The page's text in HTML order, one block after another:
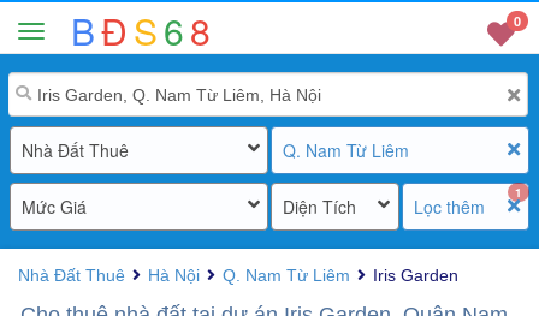
BĐS68 0
Nhà Đất Thuê Q. Nam Từ Liêm
Mức Giá Diện Tích
1
Lọc thêm
Nhà Đất Thuê Hà Nội Q. Nam Từ Liêm Iris Garden